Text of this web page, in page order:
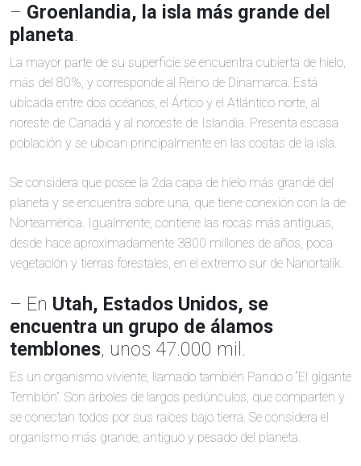
– Groenlandia, la isla más grande del
planeta.
La mayor parte de su superficie se encuentra cubierta de hielo,
más del 80%, y corresponde al Reino de Dinamarca. Está
ubicada entre dos océanos, el Ártico y el Atlántico norte, al
noreste de Canadá y al noroeste de Islandia. Presenta escasa
población y se ubican principalmente en las costas de la isla.
Se considera que posee la 2da capa de hielo más grande del
planeta y se encuentra sobre una, que tiene conexión con la de
Norteamérica. Igualmente, contiene las rocas más antiguas,
desde hace aproximadamente 3800 millones de años, poca
vegetación y tierras forestales, en el extremo sur de Nanortalik.
– En Utah, Estados Unidos, se
encuentra un grupo de álamos
temblones, unos 47.000 mil.
Es un organismo viviente, llamado también Pando o “El gigante
Temblón”. Son árboles de largos pedúnculos, que comparten y
se conectan todos por sus raíces bajo tierra. Se considera el
organismo más grande, antiguo y pesado del planeta.